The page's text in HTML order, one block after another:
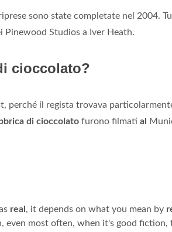
sono state completate nel 2004.
Studios a Iver Heath.
cioccolato?
perché il regista trovava
di cioccolato furono filmati al
real , it depends on what you mean by
even most often, when it's good fiction,